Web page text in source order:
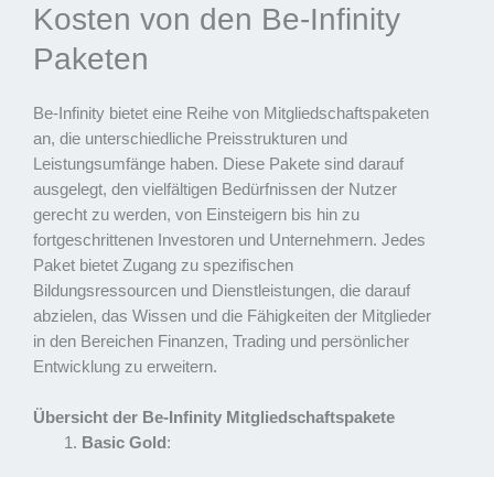
Kosten von den Be-Infinity
Paketen
Be-Infinity bietet eine Reihe von Mitgliedschaftspaketen
an, die unterschiedliche Preisstrukturen und
Leistungsumfänge haben. Diese Pakete sind darauf
ausgelegt, den vielfältigen Bedürfnissen der Nutzer
gerecht zu werden, von Einsteigern bis hin zu
fortgeschrittenen Investoren und Unternehmern. Jedes
Paket bietet Zugang zu spezifischen
Bildungsressourcen und Dienstleistungen, die darauf
abzielen, das Wissen und die Fähigkeiten der Mitglieder
in den Bereichen Finanzen, Trading und persönlicher
Entwicklung zu erweitern.
Übersicht der Be-Infinity Mitgliedschaftspakete
Basic Gold :